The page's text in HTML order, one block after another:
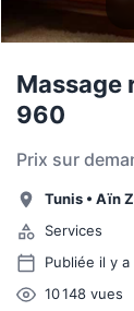
Massage
960
Prix sur
Tunis • Aïn
Services
Publiée il y
10 148 vues